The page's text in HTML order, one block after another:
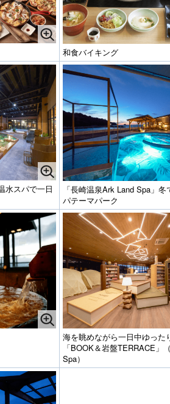
和食バイキング
水スパで一日
「長崎温泉Ark Land Spa」冬
パテーマパーク
海を眺めながら一日中ゆった
「BOOK＆岩盤TERRACE」
Spa）